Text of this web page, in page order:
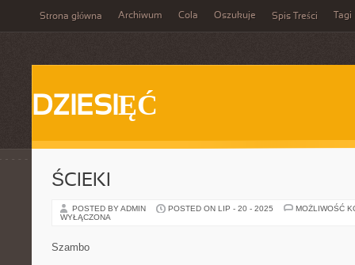
Strona główna Archiwum Cola Oszukuje Spis Treści Tagi
DZIESIĘĆ
ŚCIEKI
POSTED BY ADMIN POSTED ON LIP - 20 - 2025
MOŻLIWOŚĆ
WYŁĄCZONA
Szambo